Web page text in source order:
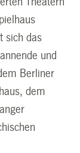
sich das
und
Berliner
dem